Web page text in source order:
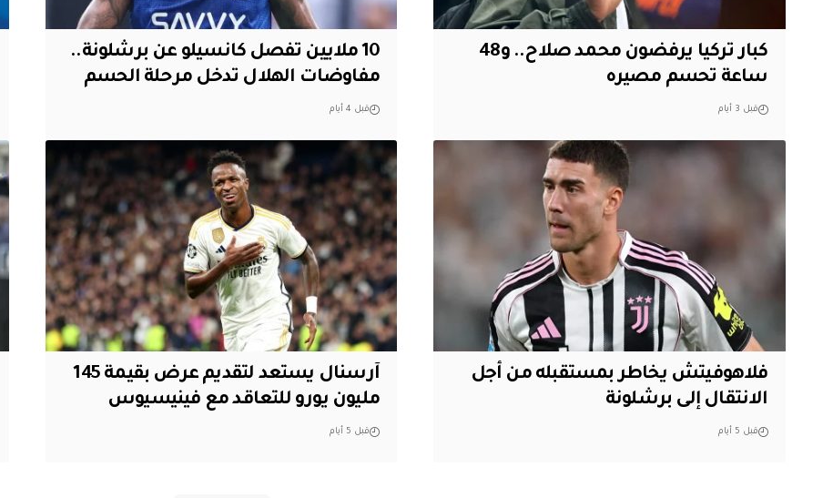
كبار تركيا يرفضون محمد صلاح.. و48
ساعة تحسم مصيره
قبل 3 أيام
10 ملايين تفصل كانسيلو عن برشلونة..
مفاوضات الهلال تدخل مرحلة الحسم
قبل 4 أيام
فلاهوفيتش يخاطر بمستقبله من أجل
الانتقال إلى برشلونة
قبل 5 أيام
آرسنال يستعد لتقديم عرض بقيمة 145
مليون يورو للتعاقد مع فينيسيوس
قبل 5 أيام